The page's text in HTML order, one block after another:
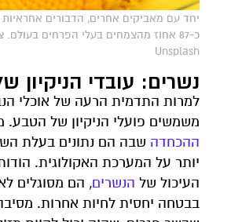
יחד עם מאביקים אחרים, הדבורים
Unsplash
נשרים: עובדי הניקיון
למרות התדמית הרעה של אוכלי
משמשים פועלי הניקיון של הטבע.
ההכחדה שבה הם נתונים בעלת
יותר על המערכת האקולוגית.
העיכול של הנשרים, הם מסוגלים
בבטחה יחסית לחיות אחרות. מסיבה